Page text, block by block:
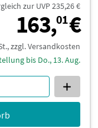
zur UVP 235,26 €
163,01€
zzgl. Versandkosten
bis Do., 13. Aug.